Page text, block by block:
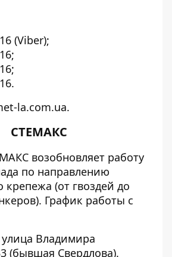
(Viber);
la.com.ua.
СТЕМАКС
возобновляет работу
по направлению
крепежа (от гвоздей до
График работы с
Владимира
(бывшая Свердлова).